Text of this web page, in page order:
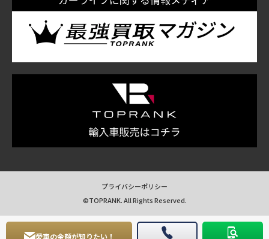
愛車の金額が知りたい！
プライバシーポリシー
©TOPRANK. All Rights Reserved.